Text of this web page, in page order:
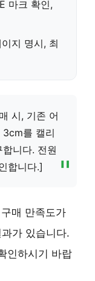
마크 확인,
지 명시, 최
시, 기존 어
를 캘리
니다. 전원
합니다.]
매 만족도가
가 있습니다.
인하시기 바랍